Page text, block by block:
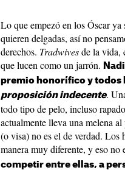
Lo que empezó en los Óscar ya
quieren delgadas, así no
derechos. Tradwivesde la vida,
que lucen como un jarrón.
premio honorífico y todos
proposición indecente.
todo tipo de pelo, incluso
actualmente lleva una melena
(o visa) no es el de verdad. Los
manera muy diferente, y eso no
competir entre ellas, a